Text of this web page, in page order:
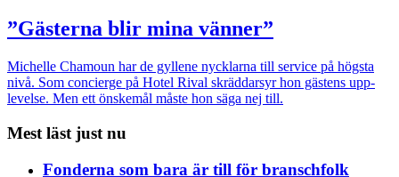
”Gästerna blir mina vänner”
Michelle Chamoun har de gyllene nycklarna till service på högsta
nivå. Som concierge på Hotel Rival skräddarsyr hon gästens upp­
levelse. Men ett önskemål måste hon säga nej till.
Mest läst just nu
Fonderna som bara är till för branschfolk